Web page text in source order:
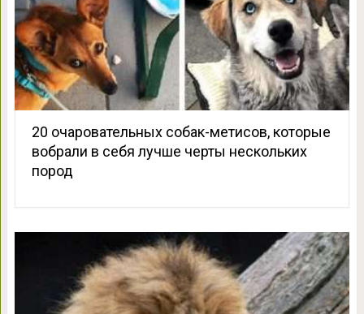
20 очаровательных собак-метисов, которые
вобрали в себя лучше черты нескольких
пород